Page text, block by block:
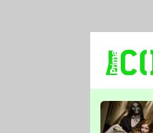
TŘESKU
FUTURAMA